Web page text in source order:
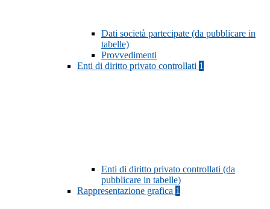
Dati società partecipate (da pubblicare in
tabelle)
Provvedimenti
Enti di diritto privato controllati 1
Enti di diritto privato controllati (da
pubblicare in tabelle)
Rappresentazione grafica 1